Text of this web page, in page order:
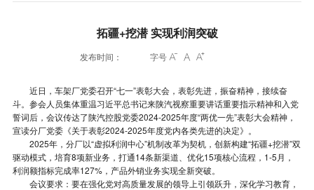
拓疆+挖潜 实现利润突破
发布时间： 字号   
近日，车架厂党委召开“七一”表彰大会，表彰先进，振奋精神，接续奋
斗。参会人员集体重温习近平总书记来陕汽视察重要讲话重要指示精神和入党
誓词后，会议传达了陕汽控股党委2024-2025年度“两优一先”表彰大会精神，
宣读分厂党委《关于表彰2024-2025年度党内各类先进的决定》。
2025年，分厂以“虚拟利润中心”机制改革为契机，创新构建“拓疆+挖潜”双
驱动模式，培育8项新业务，打通14条新渠道、优化15项核心流程，1-5月，
利润额指标完成率127%，产品外销业务实现全新突破。
会议要求：要在强化党对高质量发展的领导上引领跃升，深化学习教育，